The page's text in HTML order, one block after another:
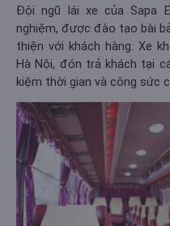
Đội ngũ lái xe của Sapa
nghiệm, được đào tạo bài
thiện với khách hàng. Xe
Hà Nội, đón trả khách tại
kiệm thời gian và công sức